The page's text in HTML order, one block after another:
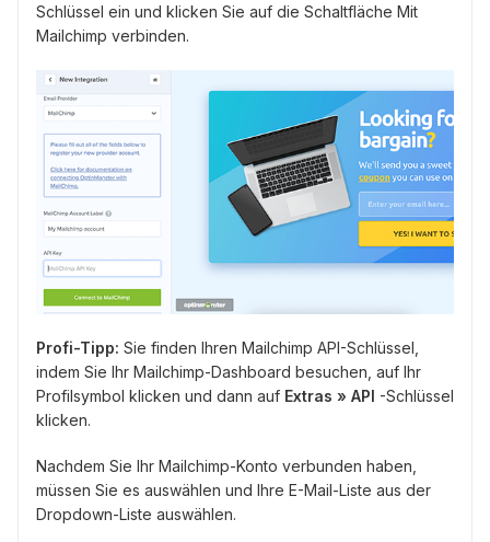
Schlüssel ein und klicken Sie auf die Schaltfläche Mit
Mailchimp verbinden.
Profi-Tipp: Sie finden Ihren Mailchimp API-Schlüssel,
indem Sie Ihr Mailchimp-Dashboard besuchen, auf Ihr
Profilsymbol klicken und dann auf Extras » API -Schlüssel
klicken.
Nachdem Sie Ihr Mailchimp-Konto verbunden haben,
müssen Sie es auswählen und Ihre E-Mail-Liste aus der
Dropdown-Liste auswählen.